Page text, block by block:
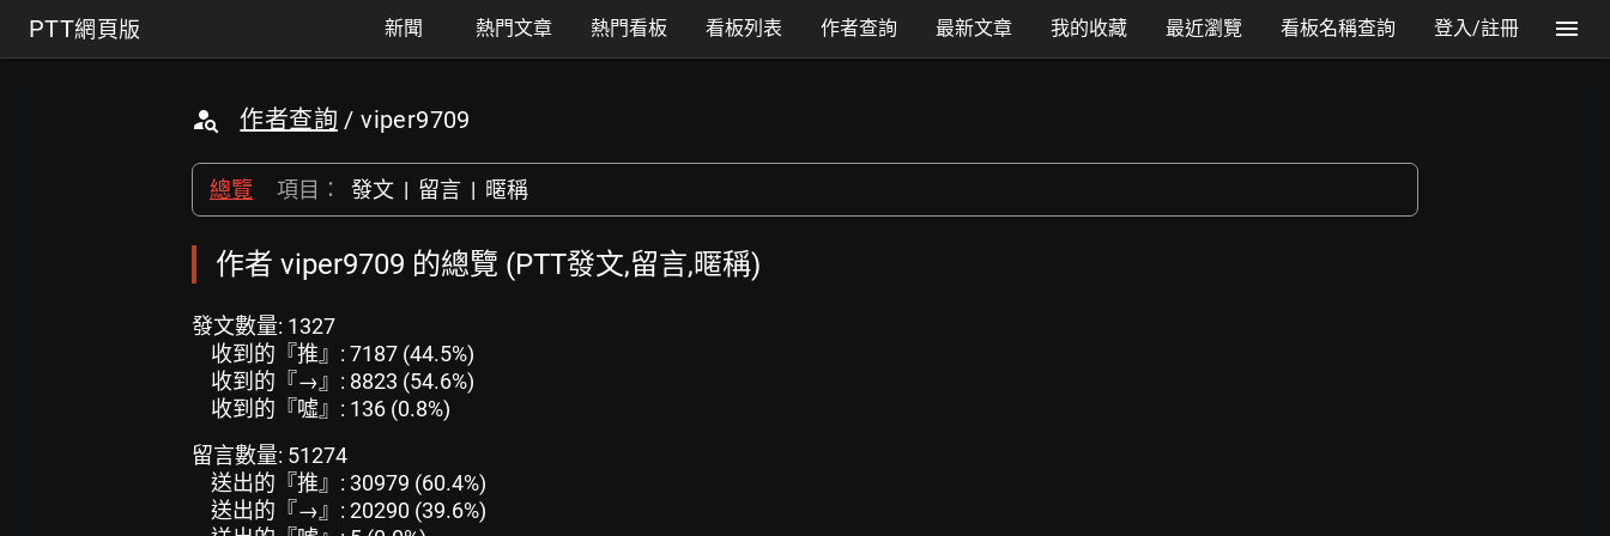
PTT網頁版 新聞 熱門文章 熱門看板 看板列表 作者查詢 最新文章 我的收藏 最近瀏覽 看板名稱查詢 登入/註冊
作者查詢 / viper9709
總覽 項目： 發文 | 留言 | 暱稱
作者 viper9709 的總覽 (PTT發文,留言,暱稱)
發文數量: 1327
收到的『推』: 7187 (44.5%)
收到的『→』: 8823 (54.6%)
收到的『噓』: 136 (0.8%)
留言數量: 51274
送出的『推』: 30979 (60.4%)
送出的『→』: 20290 (39.6%)